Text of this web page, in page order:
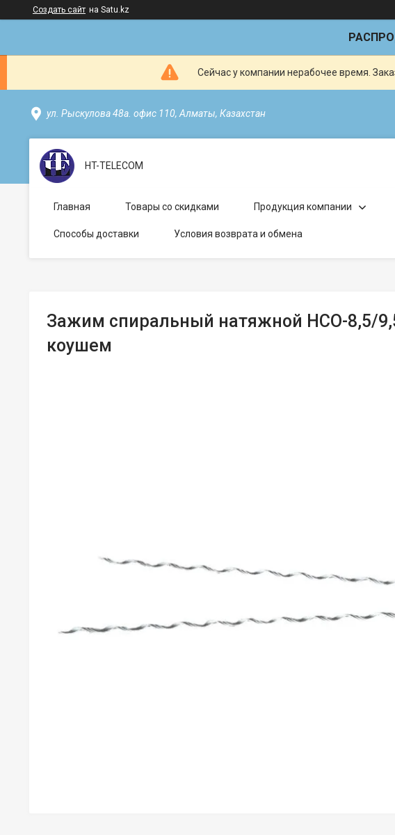
Создать сайт на Satu.kz
Сейчас у компании нерабочее время.
ул. Рыскулова 48а. офис 110, Алматы, Казахстан
HT-TELECOM
Главная Товары со скидками Продукция компании
Способы доставки Условия возврата и обмена
Зажим спиральный натяжной НСО-8,5/
коушем